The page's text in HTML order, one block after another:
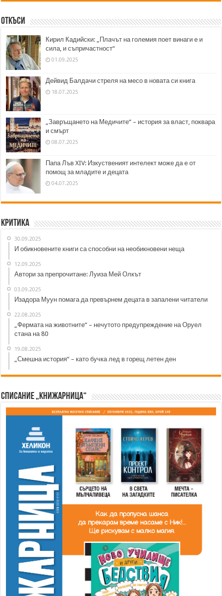
Откъси
Кирил Кадийски: „Плачът на големия поет винаги е и
сила, и съпричастност“
01.09.2025
Дейвид Балдачи стреля на месо в новата си книга
18.07.2025
„Завръщането на Медичите“ – история за власт, поквара
и смърт
08.07.2025
Папа Лъв XIV: Изкуственият интелект може да е от
помощ за младите и децата
04.07.2025
Критика
30.09.2025
И обикновените книги са способни на необикновени неща
12.09.2025
Автори за препрочитане: Луиза Мей Олкът
03.09.2025
Изадора Муун помага да превърнем децата в запалени читатели
22.08.2025
„Фермата на животните“ – нечутото предупреждение на Оруел
стана на 80
19.08.2025
„Смешна история“ – като бучка лед в горещ летен ден
Списание „Книжарница“